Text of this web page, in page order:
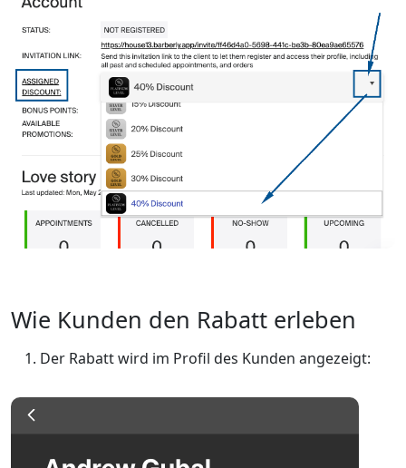
Wie Kunden den Rabatt erleben
Der Rabatt wird im Profil des Kunden angezeigt: